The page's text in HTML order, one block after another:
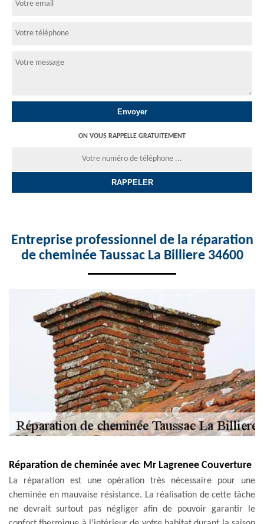
ON VOUS RAPPELLE GRATUITEMENT
Entreprise professionnel de la réparation
de cheminée Taussac La Billiere 34600
Réparation de cheminée avec Mr Lagrenee Couverture
La réparation est une opération très nécessaire pour une
cheminée en mauvaise résistance. La réalisation de cette tâche
ne devrait surtout pas négliger afin de pouvoir garantir le